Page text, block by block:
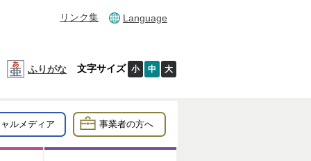
リンク集 Language
ふりがな 文字サイズ 小 中 大
ルメディア 事業者の方へ